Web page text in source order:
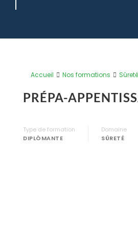
Accueil Nos formations
PRÉPA-
Type de formation
DIPLÔMANTE
Domaine
SÛRETÉ